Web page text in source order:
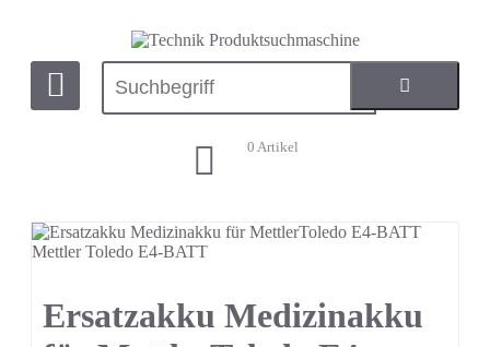
0 Artikel
Ersatzakku Medizinakku